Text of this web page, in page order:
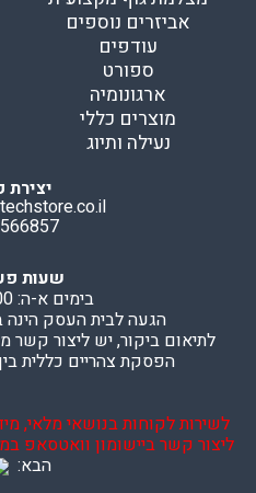
אביזרים נוספים
עודפים
ספורט
ארגונומיה
מוצרים כללי
נעילה ותיוג
שעות
בימים א-ה: 8:00-16:00.
הגעה לבית העסק
לתיאום ביקור, יש ליצור קשר מראש
הפסקת צהריים כללית בין השעות
לשירות לקוחות בנושאי מלאי,
ליצור קשר ביישומון וואטסאפ
הבא: